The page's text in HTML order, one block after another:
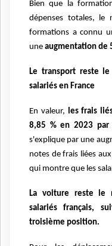
Bien que la
dépenses totales, le
formations a connu
une augmentation de
Le transport reste
salariés en France
En valeur, les frais
8,85 % en 2023 par
s'explique par une
notes de frais liées
qui montre que les
La voiture reste le
salariés français,
troisième position.